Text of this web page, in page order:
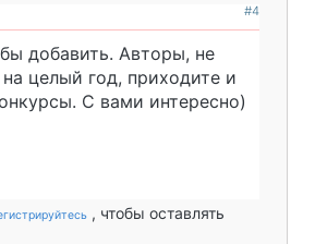
#4
добавить. Авторы, не
на целый год, приходите и
С вами интересно)
, чтобы оставлять